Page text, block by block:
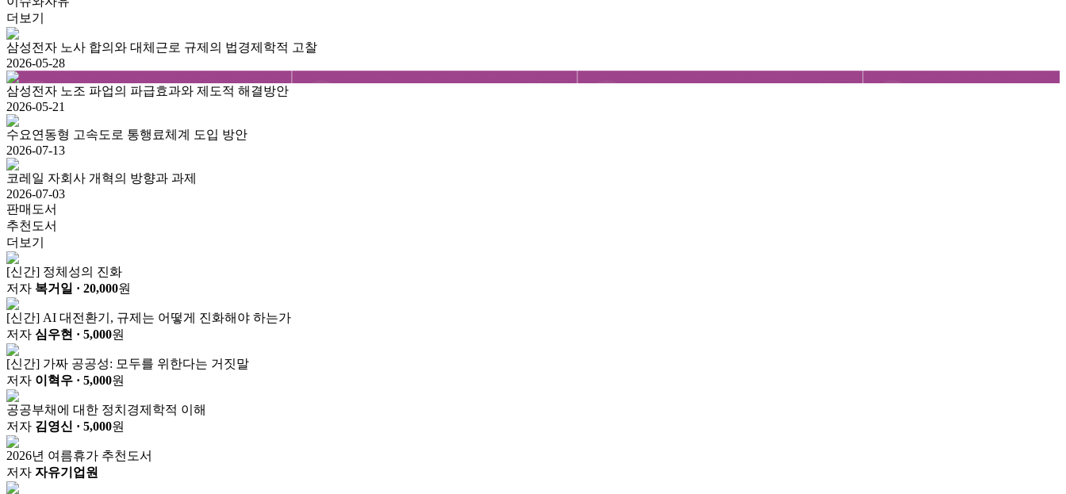
더보기
삼성전자 노사 합의와 대체근로 규제의 법경제학적 고찰
2026-05-28
삼성전자 노조 파업의 파급효과와 제도적 해결방안
2026-05-21
수요연동형 고속도로 통행료체계 도입 방안
2026-07-13
코레일 자회사 개혁의 방향과 과제
2026-07-03
판매도서
추천도서
더보기
[신간] 정체성의 진화
저자 복거일 · 20,000원
[신간] AI 대전환기, 규제는 어떻게 진화해야 하는가
저자 심우현 · 5,000원
[신간] 가짜 공공성: 모두를 위한다는 거짓말
저자 이혁우 · 5,000원
공공부채에 대한 정치경제학적 이해
저자 김영신 · 5,000원
2026년 여름휴가 추천도서
저자 자유기업원